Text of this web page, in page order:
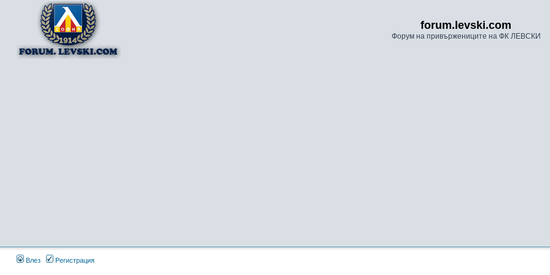
forum.levski.com
Форум на привържениците на ФК ЛЕВСКИ
Влез Регистрация